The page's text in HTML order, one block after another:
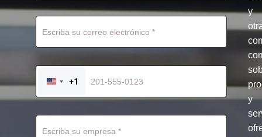
UNITED
STATES
+1
y
y